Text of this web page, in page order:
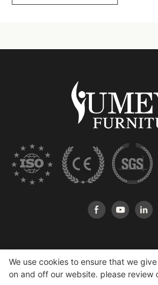
We use cookies to ensure that we
on and off our website. please review